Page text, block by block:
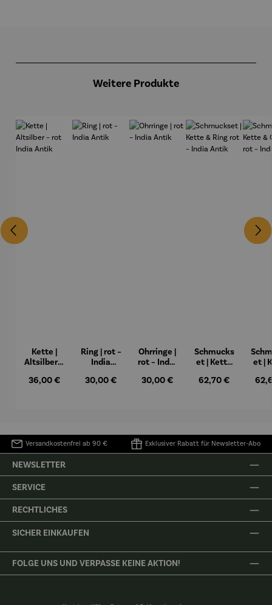
Weitere Produkte
Kette |
Altsilber –
Antik
Regulärer Preis:
36,00 €
Ring | rot –
India
Regulärer Preis:
30,00 €
Ohrringe |
rot – India
Regulärer Preis:
30,00 €
Schmucks
et | Kette
– India
Regulärer Preis:
62,70 €
et |
Versandkostenfrei ab 90 € Exklusiver Rabatt für Newsletter-Abo
NEWSLETTER
SERVICE
RECHTLICHES
SICHER EINKAUFEN
FOLGE UNS UND VERPASSE KEINE AKTION!